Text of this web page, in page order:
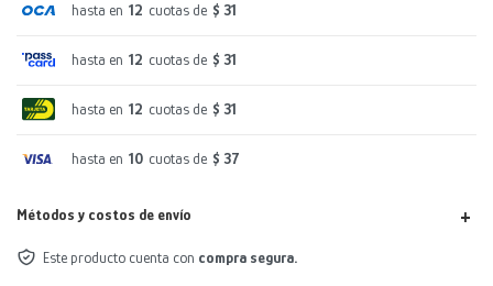
hasta en 12 cuotas de $ 31
hasta en 12 cuotas de $ 31
hasta en 12 cuotas de $ 31
hasta en 10 cuotas de $ 37
Métodos y costos de envío
Este producto cuenta con compra segura.